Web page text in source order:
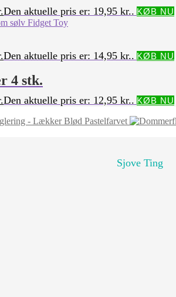
Den aktuelle pris er: 19,95 kr.. KØB NU
Den aktuelle pris er: 14,95 kr.. KØB NU
4 stk.
Den aktuelle pris er: 12,95 kr.. KØB NU
- Lækker Blød Pastelfarvet
Sjove Ting